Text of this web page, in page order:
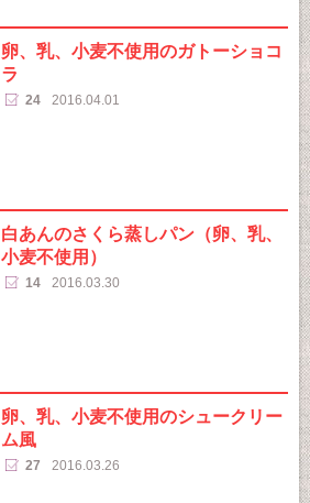
卵、乳、小麦不使用のガトーショコ
ラ
24 2016.04.01
白あんのさくら蒸しパン（卵、乳、
小麦不使用）
14 2016.03.30
卵、乳、小麦不使用のシュークリー
ム風
27 2016.03.26